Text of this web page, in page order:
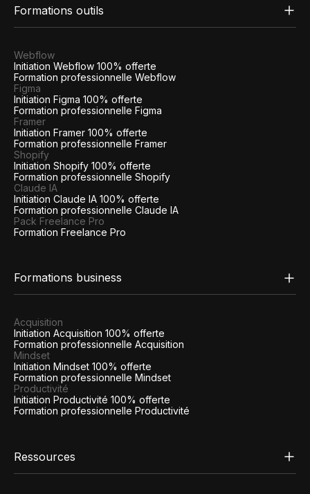
Formations outils
Webflow
Initiation Webflow 100% offerte
Formation professionnelle Webflow
Figma
Initiation Figma 100% offerte
Formation professionnelle Figma
Framer
Initiation Framer 100% offerte
Formation professionnelle Framer
Shopify
Initiation Shopify 100% offerte
Formation professionnelle Shopify
Claude IA
Initiation Claude IA 100% offerte
Formation professionnelle Claude IA
Pack Freelance Pro
Formation Freelance Pro
Formations business
Acquisition
Initiation Acquisition 100% offerte
Formation professionnelle Acquisition
Mindset
Initiation Mindset 100% offerte
Formation professionnelle Mindset
Productivité
Initiation Productivité 100% offerte
Formation professionnelle Productivité
Ressources